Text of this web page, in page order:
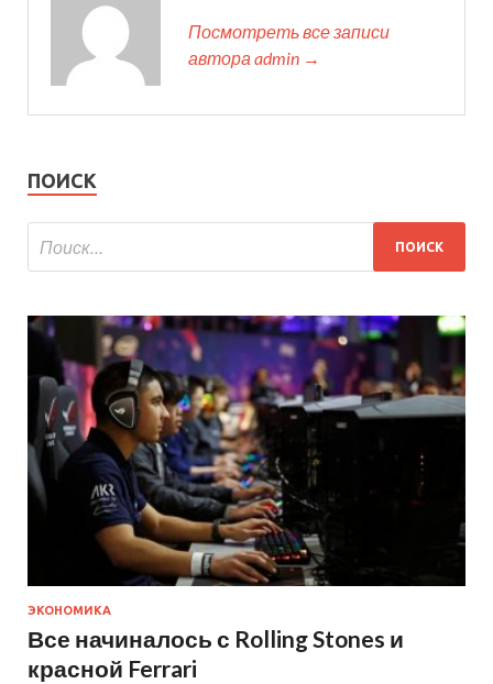
Посмотреть все записи
автора admin →
ПОИСК
ЭКОНОМИКА
Все начиналось с Rolling Stones и
красной Ferrari